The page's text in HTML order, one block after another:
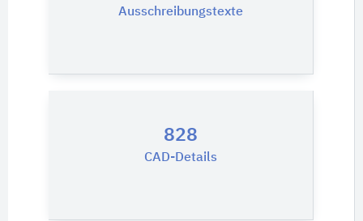
Ausschreibungstexte
828
CAD-Details